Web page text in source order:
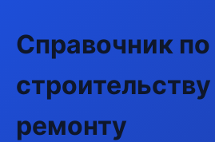
Справочник по
строительству
ремонту